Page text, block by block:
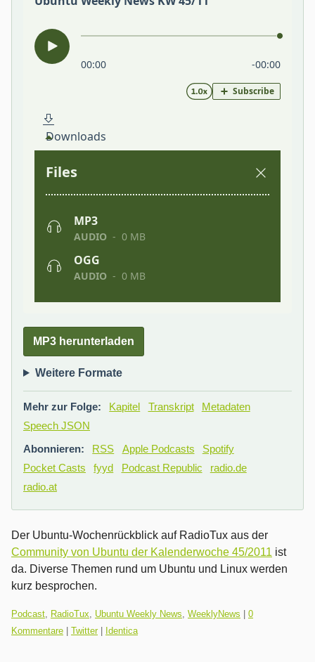
MP3 herunterladen
Weitere Formate
Mehr zur Folge: Kapitel Transkript
Metadaten
Speech JSON
Abonnieren:
RSS Apple Podcasts
Spotify
Pocket Casts
fyyd Podcast Republic
radio.de
radio.at
Der Ubuntu-Wochenrückblick auf RadioTux aus der
Community von Ubuntu der Kalenderwoche 45/2011 ist
da. Diverse Themen rund um Ubuntu und Linux werden
kurz besprochen.
Kategorien:
Podcast, RadioTux, Ubuntu Weekly News, WeeklyNews
0
Kommentare
Twitter| Identica